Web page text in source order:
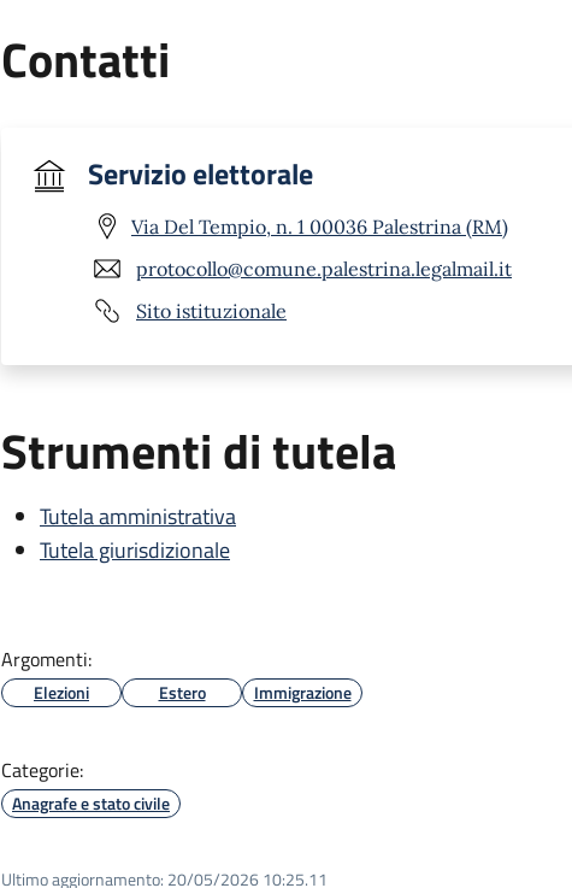
Contatti
Servizio elettorale
Via Del Tempio, n. 1 00036 Palestrina (RM)
protocollo@comune.palestrina.legalmail.it
Sito istituzionale
Strumenti di tutela
Tutela amministrativa
Tutela giurisdizionale
Argomenti:
Elezioni Estero Immigrazione
Categorie:
Anagrafe e stato civile
Ultimo aggiornamento: 20/05/2026 10:25.11